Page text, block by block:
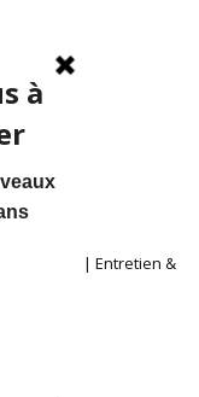
| Location | Entretien &